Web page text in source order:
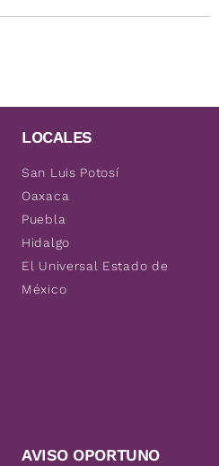
LOCALES
San Luis Potosí
Oaxaca
Puebla
Hidalgo
El Universal Estado de
México
AVISO OPORTUNO